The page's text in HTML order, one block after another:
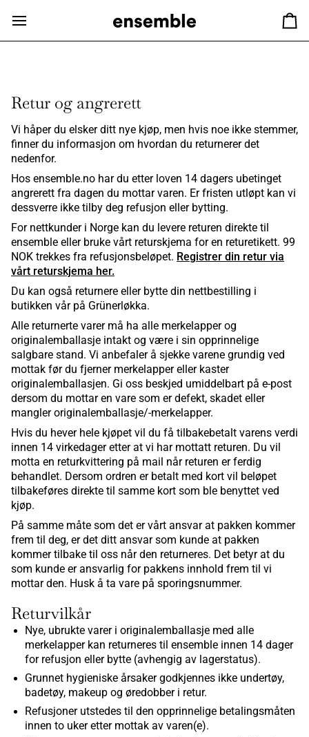
Retur og angrerett
Vi håper du elsker ditt nye kjøp, men hvis noe ikke stemmer,
finner du informasjon om hvordan du returnerer det
nedenfor.
Hos ensemble.no har du etter loven 14 dagers ubetinget
angrerett fra dagen du mottar varen. Er fristen utløpt kan vi
dessverre ikke tilby deg refusjon eller bytting.
For nettkunder i Norge kan du levere returen direkte til
ensemble eller bruke vårt returskjema for en returetikett. 99
NOK trekkes fra refusjonsbeløpet. Registrer din retur via
vårt returskjema her.
Du kan også returnere eller bytte din nettbestilling i
butikken vår på Grünerløkka.
Alle returnerte varer må ha alle merkelapper og
originalemballasje intakt og være i sin opprinnelige
salgbare stand. Vi anbefaler å sjekke varene grundig ved
mottak før du fjerner merkelapper eller kaster
originalemballasjen. Gi oss beskjed umiddelbart på e-post
dersom du mottar en vare som er defekt, skadet eller
mangler originalemballasje/-merkelapper.
Hvis du hever hele kjøpet vil du få tilbakebetalt varens verdi
innen 14 virkedager etter at vi har mottatt returen. Du vil
motta en returkvittering på mail når returen er ferdig
behandlet. Dersom ordren er betalt med kort vil beløpet
tilbakeføres direkte til samme kort som ble benyttet ved
kjøp.
På samme måte som det er vårt ansvar at pakken kommer
frem til deg, er det ditt ansvar som kunde at pakken
kommer tilbake til oss når den returneres. Det betyr at du
som kunde er ansvarlig for pakkens innhold frem til vi
mottar den. Husk å ta vare på sporingsnummer.
Returvilkår
Nye, ubrukte varer i originalemballasje med alle
merkelapper kan returneres til ensemble innen 14 dager
for refusjon eller bytte (avhengig av lagerstatus).
Grunnet hygieniske årsaker godkjennes ikke undertøy,
badetøy, makeup og øredobber i retur.
Refusjoner utstedes til den opprinnelige betalingsmåten
innen to uker etter mottak av varen(e).